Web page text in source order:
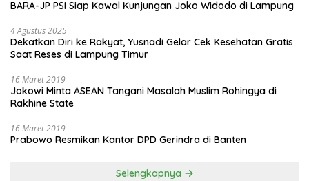
BARA-JP PSI Siap Kawal Kunjungan Joko Widodo di Lampung
4 Agustus 2025
Dekatkan Diri ke Rakyat, Yusnadi Gelar Cek Kesehatan Gratis
Saat Reses di Lampung Timur
16 Maret 2019
Jokowi Minta ASEAN Tangani Masalah Muslim Rohingya di
Rakhine State
16 Maret 2019
Prabowo Resmikan Kantor DPD Gerindra di Banten
Selengkapnya